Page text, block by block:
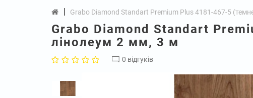
Grabo Diamond Standart Premium Plus 4181-467-5
Grabo Diamond Standart
лінолеум 2 мм, 3 м
0 відгуків